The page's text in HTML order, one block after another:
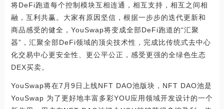
将DeFi跑道每个控制模块互相连通，相互支持，相互之间相
融，互利共赢。大家有原因坚信，根据一步步的迭代更新和
商品感受的健全，YouSwap将变成全部DeFi跑道的“汇聚
器”，汇聚全部DeFi领域的顶尖技术性，完成比传统式去中心
化交易中心更安全性、更公平公正，感受更强的全绿色生态
DEX买卖。
YouSwap将在7月9日上线NFT DAO池版块，NFT DAO池是
YouSwap 为了更好地丰富多彩YOU应用领域开发设计的一个